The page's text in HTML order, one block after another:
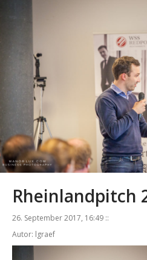
Rheinlandpitch
26. September 2017, 16:49 ::
Autor: lgraef